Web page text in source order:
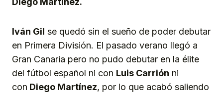
Iván Gil se quedó sin el sueño de poder debutar
en Primera División. El pasado verano llegó a
Gran Canaria pero no pudo debutar en la élite
del fútbol español ni con Luis Carrión ni
con Diego Martínez, por lo que acabó saliendo